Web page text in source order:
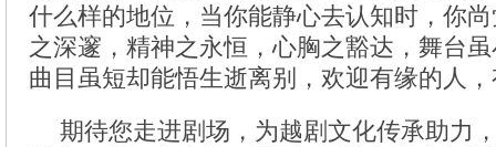
什么样的地位，当你能静心去认知时，你
之深邃，精神之永恒，心胸之豁达，舞台
曲目虽短却能悟生逝离别，欢迎有缘的人
期待您走进剧场，为越剧文化传承助力